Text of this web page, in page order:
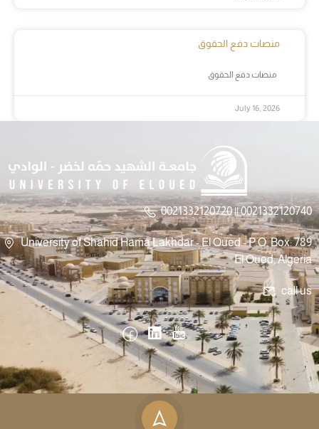
منصات دفع الحقوق
July 16, 2026
0021332120720 || 0021332120740
University of Shahid Hama Lakhdar - El Oued - P.O. Box: 789
El Oued, Algeria
call us